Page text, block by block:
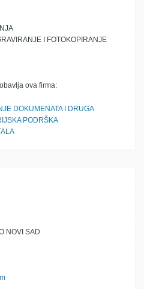
I FOTOKOPIRANJE
ova firma:
DOKUMENATA I DRUGA
PODRŠKA
NOVI SAD